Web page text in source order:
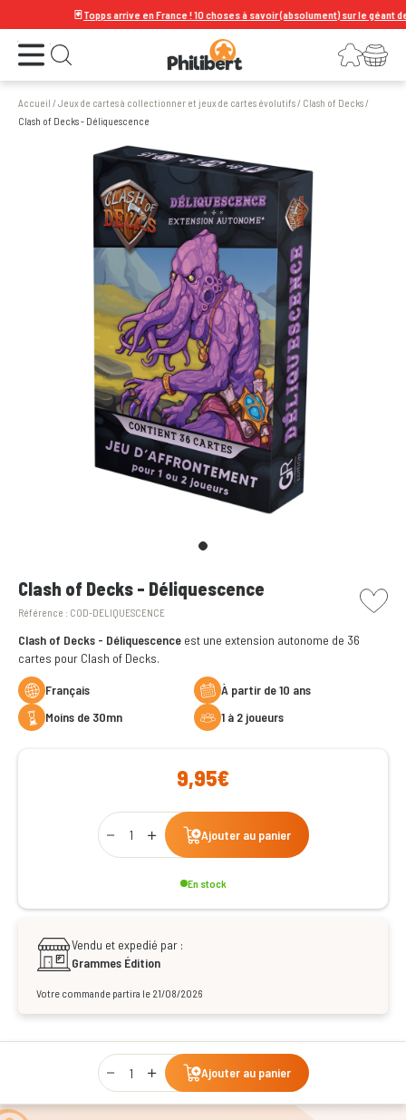
Topps arrive en France ! 10 choses à savoir (absolument) sur le géant de la
Ouvrir le menu Ouvrir la recherche Connexion
Votre panier
Accueil /Jeux de cartes à collectionner et jeux de cartes évolutifs/ Clash of Decks/
Clash of Decks - Déliquescence
Clash of Decks - Déliquescence
Référence : COD-DELIQUESCENCE
picto
Clash of Decks - Déliquescence est une extension autonome de 36
cartes pour Clash of Decks.
Français
à partir de 10 ans
moins de 30mn
1 à 2 joueurs
9,95€
Qty
Ajouter au panier
En stock
Vendu et expedié par :
Grammes Édition
Votre commande partira le 21/08/2026
Qty
Ajouter au panier